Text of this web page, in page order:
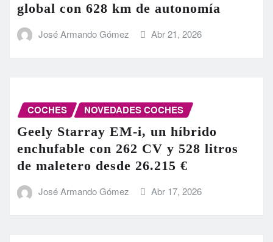
global con 628 km de autonomía
José Armando Gómez Abr 21, 2026
COCHES NOVEDADES COCHES
Geely Starray EM-i, un híbrido
enchufable con 262 CV y 528 litros
de maletero desde 26.215 €
José Armando Gómez Abr 17, 2026